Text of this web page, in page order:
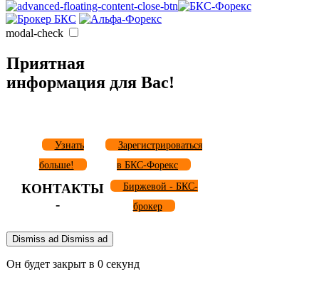
modal-check
Приятная
информация для Вас!
Узнать
больше!
Зарегистрироваться
в БКС-Форекс
КОНТАКТЫ
-
Биржевой - БКС-
брокер
Dismiss ad Dismiss ad
Он будет закрыт в 0 секунд